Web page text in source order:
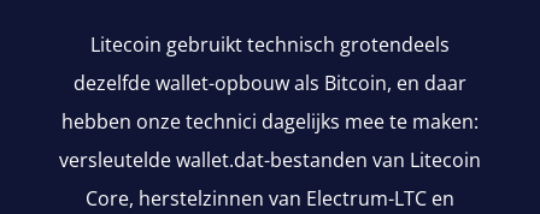
Litecoin gebruikt technisch grotendeels
dezelfde wallet-opbouw als Bitcoin, en daar
hebben onze technici dagelijks mee te maken:
versleutelde wallet.dat-bestanden van Litecoin
Core, herstelzinnen van Electrum-LTC en